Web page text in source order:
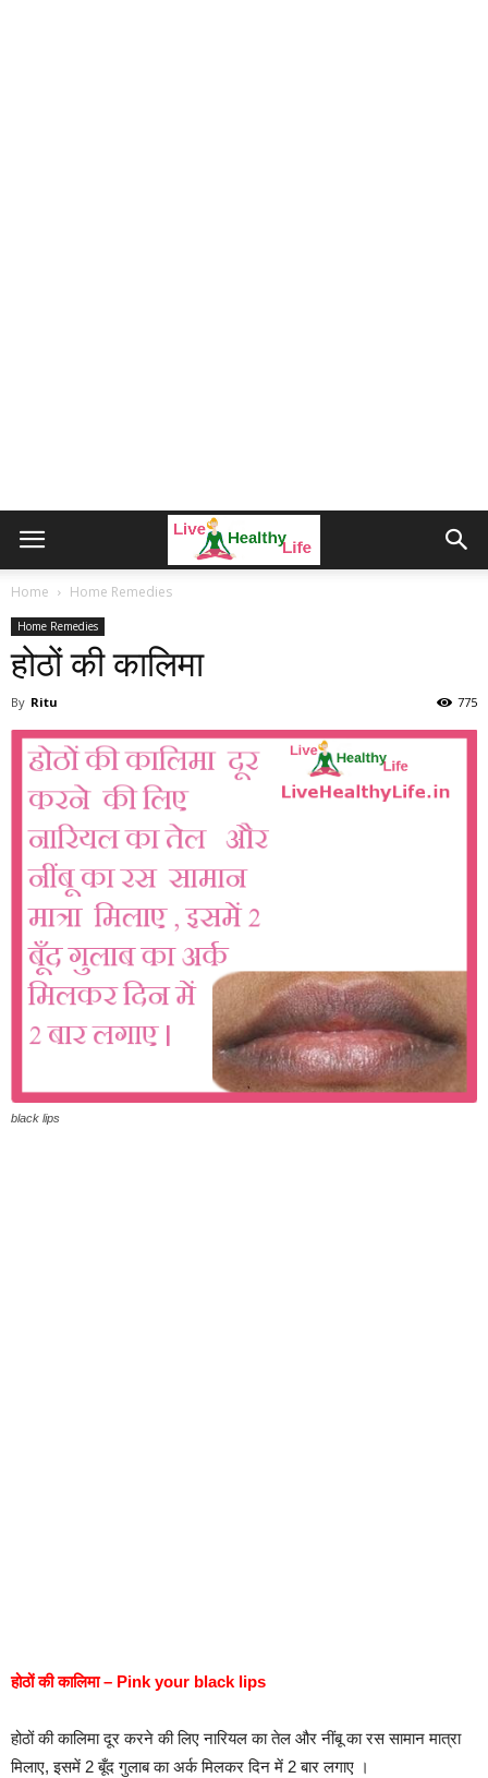
Home Home Remedies
Home Remedies
होठों की कालिमा
By Ritu 775
black lips
होठों की कालिमा – Pink your black lips
होठों की कालिमा दूर करने की लिए नारियल का तेल और नींबू का रस सामान मात्रा
मिलाए, इसमें 2 बूँद गुलाब का अर्क मिलकर दिन में 2 बार लगाए ।